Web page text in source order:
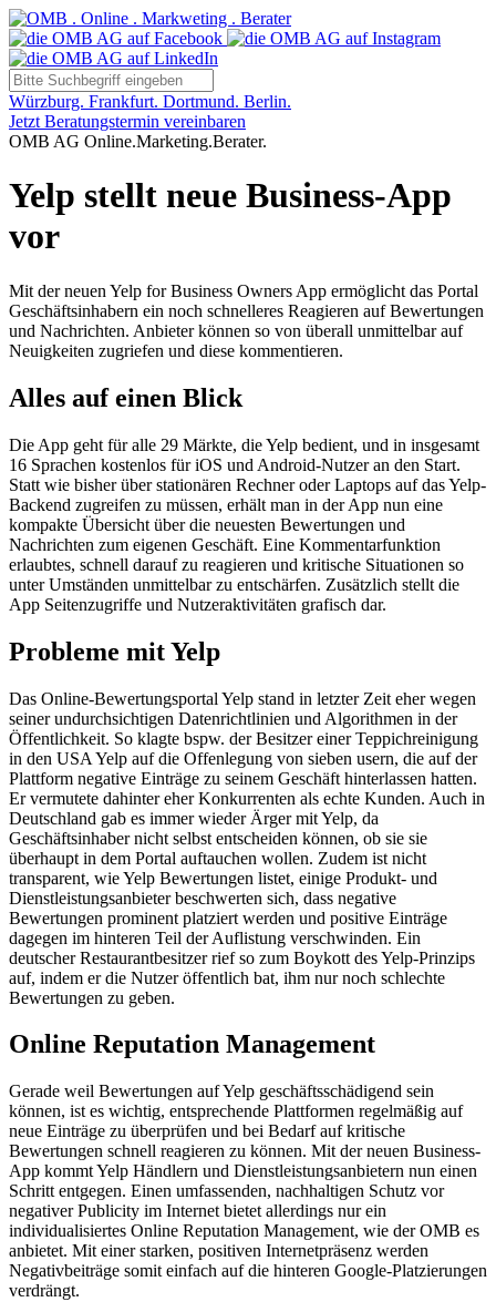
Würzburg. Frankfurt. Dortmund. Berlin.
Jetzt Beratungstermin vereinbaren
OMB AG Online.Marketing.Berater.
Yelp stellt neue Business-App
vor
Mit der neuen Yelp for Business Owners App ermöglicht das Portal
Geschäftsinhabern ein noch schnelleres Reagieren auf Bewertungen
und Nachrichten. Anbieter können so von überall unmittelbar auf
Neuigkeiten zugriefen und diese kommentieren.
Alles auf einen Blick
Die App geht für alle 29 Märkte, die Yelp bedient, und in insgesamt
16 Sprachen kostenlos für iOS und Android-Nutzer an den Start.
Statt wie bisher über stationären Rechner oder Laptops auf das Yelp-
Backend zugreifen zu müssen, erhält man in der App nun eine
kompakte Übersicht über die neuesten Bewertungen und
Nachrichten zum eigenen Geschäft. Eine Kommentarfunktion
erlaubtes, schnell darauf zu reagieren und kritische Situationen so
unter Umständen unmittelbar zu entschärfen. Zusätzlich stellt die
App Seitenzugriffe und Nutzeraktivitäten grafisch dar.
Probleme mit Yelp
Das Online-Bewertungsportal Yelp stand in letzter Zeit eher wegen
seiner undurchsichtigen Datenrichtlinien und Algorithmen in der
Öffentlichkeit. So klagte bspw. der Besitzer einer Teppichreinigung
in den USA Yelp auf die Offenlegung von sieben usern, die auf der
Plattform negative Einträge zu seinem Geschäft hinterlassen hatten.
Er vermutete dahinter eher Konkurrenten als echte Kunden. Auch in
Deutschland gab es immer wieder Ärger mit Yelp, da
Geschäftsinhaber nicht selbst entscheiden können, ob sie sie
überhaupt in dem Portal auftauchen wollen. Zudem ist nicht
transparent, wie Yelp Bewertungen listet, einige Produkt- und
Dienstleistungsanbieter beschwerten sich, dass negative
Bewertungen prominent platziert werden und positive Einträge
dagegen im hinteren Teil der Auflistung verschwinden. Ein
deutscher Restaurantbesitzer rief so zum Boykott des Yelp-Prinzips
auf, indem er die Nutzer öffentlich bat, ihm nur noch schlechte
Bewertungen zu geben.
Online Reputation Management
Gerade weil Bewertungen auf Yelp geschäftsschädigend sein
können, ist es wichtig, entsprechende Plattformen regelmäßig auf
neue Einträge zu überprüfen und bei Bedarf auf kritische
Bewertungen schnell reagieren zu können. Mit der neuen Business-
App kommt Yelp Händlern und Dienstleistungsanbietern nun einen
Schritt entgegen. Einen umfassenden, nachhaltigen Schutz vor
negativer Publicity im Internet bietet allerdings nur ein
individualisiertes Online Reputation Management, wie der OMB es
anbietet. Mit einer starken, positiven Internetpräsenz werden
Negativbeiträge somit einfach auf die hinteren Google-Platzierungen
verdrängt.